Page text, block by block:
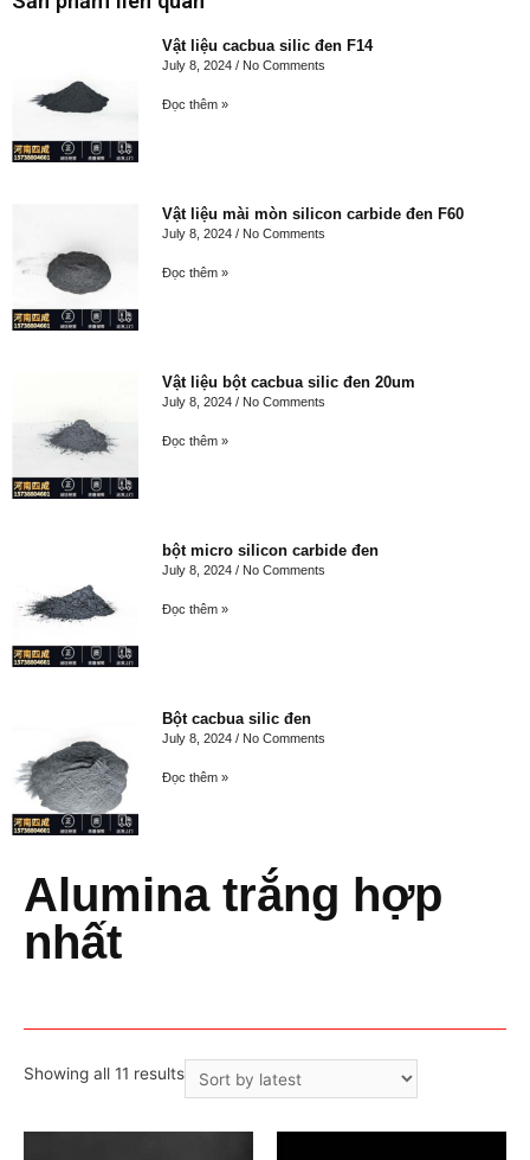
Vật liệu cacbua silic đen F14
July 8, 2024 No Comments
Đọc thêm »
Vật liệu mài mòn silicon carbide đen F60
July 8, 2024 No Comments
Đọc thêm »
Vật liệu bột cacbua silic đen 20um
July 8, 2024 No Comments
Đọc thêm »
bột micro silicon carbide đen
July 8, 2024 No Comments
Đọc thêm »
Bột cacbua silic đen
July 8, 2024 No Comments
Đọc thêm »
Alumina trắng hợp
nhất
Showing all 11 results